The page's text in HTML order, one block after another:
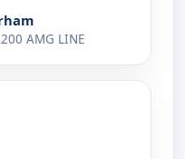
AMG LINE